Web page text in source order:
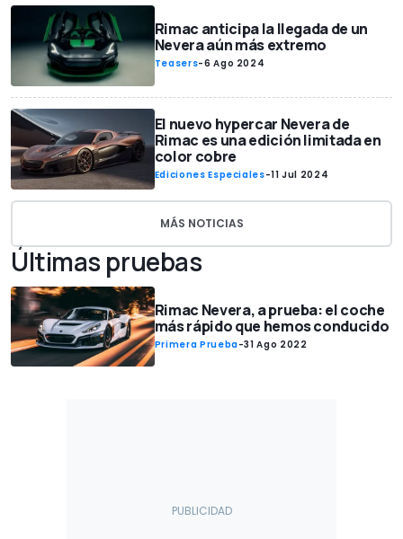
Rimac anticipa la llegada de un
Nevera aún más extremo
Teasers-6 Ago 2024
El nuevo hypercar Nevera de
Rimac es una edición limitada en
color cobre
Ediciones Especiales-11 Jul 2024
MÁS NOTICIAS
Últimas pruebas
Rimac Nevera, a prueba: el coche
más rápido que hemos conducido
Primera Prueba-31 Ago 2022